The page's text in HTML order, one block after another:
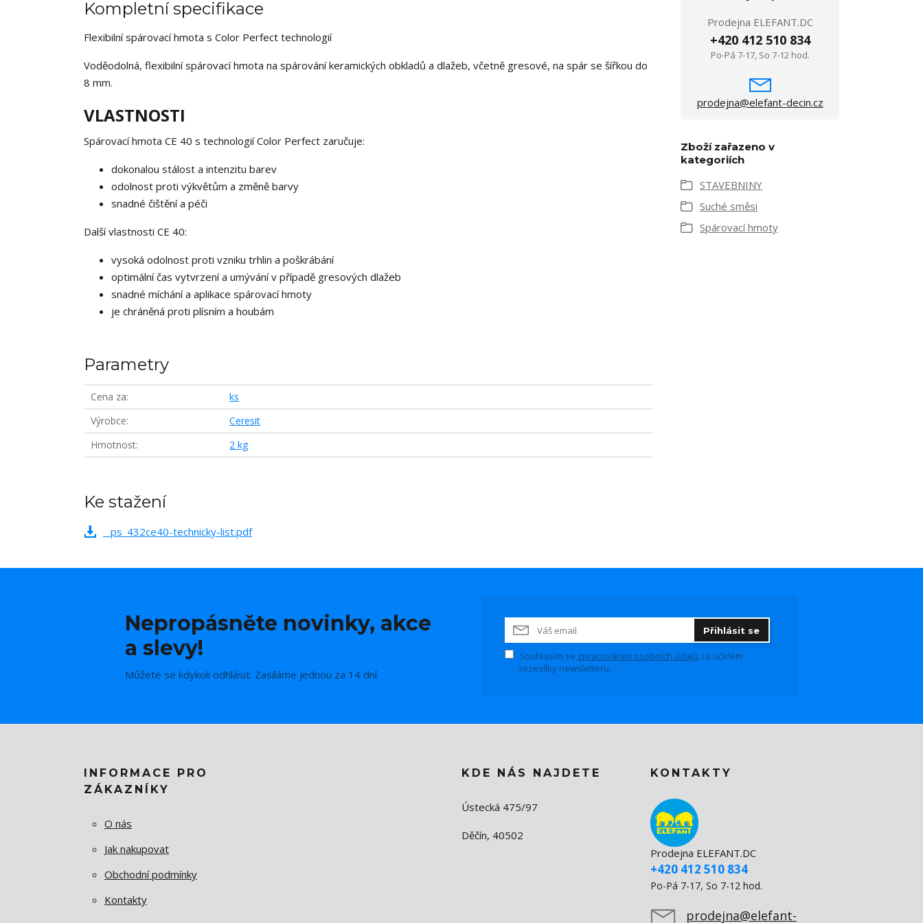
Kompletní specifikace
Flexibilní spárovací hmota s Color Perfect technologií
Voděodolná, flexibilní spárovací hmota na spárování keramických obkladů a dlažeb, včetně gresové, na spár se šířkou do
8 mm.
VLASTNOSTI
Spárovací hmota CE 40 s technologií Color Perfect zaručuje:
dokonalou stálost a intenzitu barev
odolnost proti výkvětům a změně barvy
snadné čištění a péči
Další vlastnosti CE 40:
vysoká odolnost proti vzniku trhlin a poškrábání
optimální čas vytvrzení a umývání v případě gresových dlažeb
snadné míchání a aplikace spárovací hmoty
je chráněná proti plísním a houbám
Parametry
Cena za
ks
Výrobce
Ceresit
Hmotnost
2 kg
Prodejna ELEFANT.DC
+420 412 510 834
Po-Pá 7-17, So 7-12 hod.
prodejna@elefant-decin.cz
Zboží zařazeno v
kategoriích
STAVEBNINY
Suché směsi
Spárovací hmoty
Ke stažení
_ps_432ce40-technicky-list.pdf
Nepropásněte novinky, akce
a slevy!
Můžete se kdykoli odhlásit. Zasíláme jednou za 14 dní.
Přihlásit se
Souhlasím se zpracováním osobních údajů za účelem
rozesílky newsletteru.
INFORMACE PRO
ZÁKAZNÍKY
O nás
Jak nakupovat
Obchodní podmínky
Kontakty
KDE NÁS NAJDETE
Ústecká 475/97
Děčín, 40502
KONTAKTY
Prodejna ELEFANT.DC
+420 412 510 834
Po-Pá 7-17, So 7-12 hod.
prodejna@elefant-